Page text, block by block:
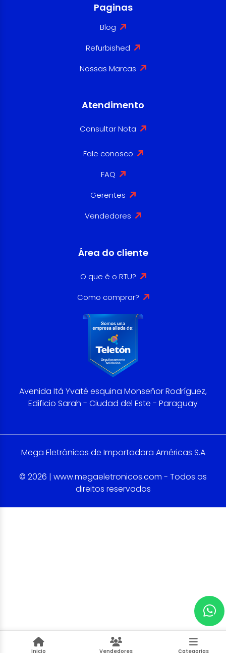
Inicio Vendedores Categorias
Paginas
Blog
Refurbished
Nossas Marcas
Atendimento
Consultar Nota
Fale conosco
FAQ
Gerentes
Vendedores
Área do cliente
O que é o RTU?
Como comprar?
Avenida Itá Yvaté esquina Monseñor Rodríguez,
Edificio Sarah - Ciudad del Este - Paraguay
Mega Eletrônicos de Importadora Américas S.A
© 2026 | www.megaeletronicos.com - Todos os
direitos reservados